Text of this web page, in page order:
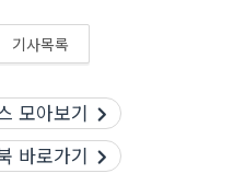
기사목록
모아보기
바로가기